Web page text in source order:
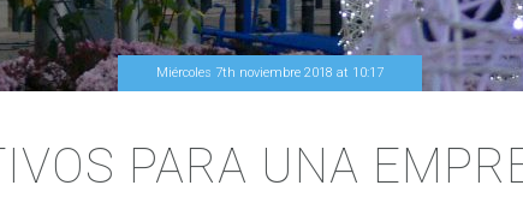
Miércoles 7th noviembre 2018 at 10:17
PARA UNA